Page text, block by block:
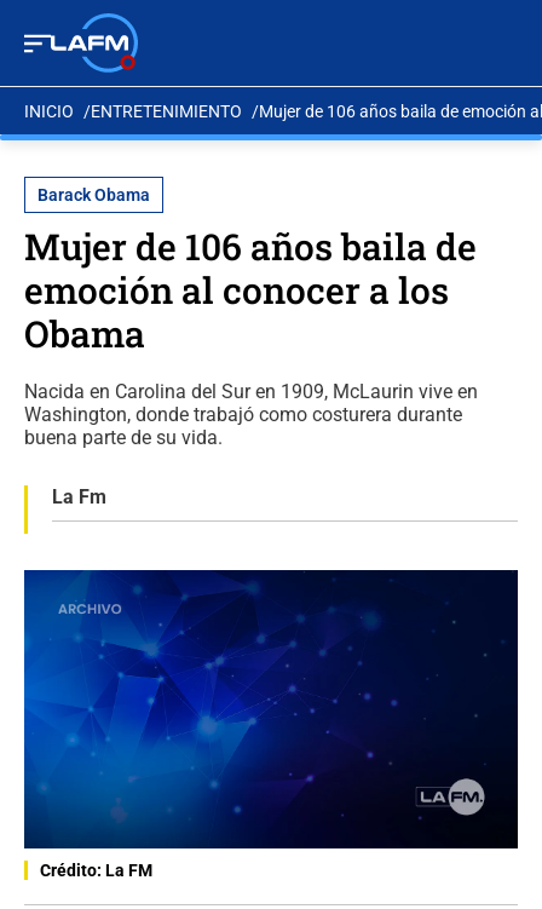
INICIO ENTRETENIMIENTO Mujer de 106 años baila de emoción
Barack Obama
Mujer de 106 años baila de
emoción al conocer a los
Obama
Nacida en Carolina del Sur en 1909, McLaurin vive en
Washington, donde trabajó como costurera durante
buena parte de su vida.
La Fm
Crédito: La FM